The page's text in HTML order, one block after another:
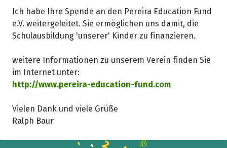
Ich habe Ihre Spende an den Pereira Education Fund
e.V. weitergeleitet. Sie ermöglichen uns damit, die
Schulausbildung 'unserer' Kinder zu finanzieren.
weitere Informationen zu unserem Verein finden Sie
im Internet unter:
http://www.pereira-education-fund.com
Vielen Dank und viele Grüße
Ralph Baur